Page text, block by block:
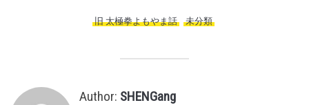
旧 太極拳よもやま話 未分類
Author: SHENGang